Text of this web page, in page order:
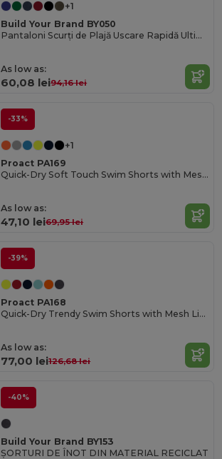
+1
Build Your Brand BY050
Pantaloni Scurți de Plajă Uscare Rapidă Ultimate Comfort
As low as:
60,08 lei94,16 lei
-33%
+1
Proact PA169
Quick-Dry Soft Touch Swim Shorts with Mesh Lining
As low as:
47,10 lei69,95 lei
-39%
Proact PA168
Quick-Dry Trendy Swim Shorts with Mesh Lining
As low as:
77,00 lei126,68 lei
-40%
Build Your Brand BY153
ȘORTURI DE ÎNOT DIN MATERIAL RECICLAT